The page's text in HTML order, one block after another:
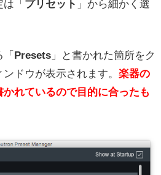
「 プリセット 」から細かく選
Presets 」と書かれた箇所をク
ドウが表示されます。 楽器の
れているので目的に合ったも